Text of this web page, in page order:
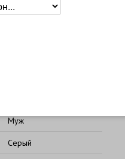
Муж
Серый